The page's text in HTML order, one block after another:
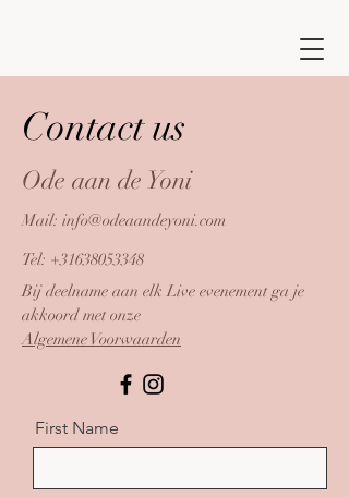
Contact us
Ode aan de Yoni
Mail: info@odeaandeyoni.com
Tel: +31638053348
Bij deelname aan elk Live evenement ga je
akkoord met onze
Algemene Voorwaarden
First Name